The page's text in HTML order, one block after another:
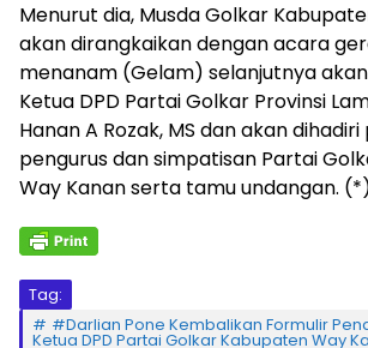
Menurut dia, Musda Golkar
akan dirangkaikan dengan acara
menanam (Gelam) selanjutnya
Ketua DPD Partai Golkar Provinsi
Hanan A Rozak, MS dan akan
pengurus dan simpatisan Partai
Way Kanan serta tamu undangan.
Tag:
#Darlian Pone Kembalikan Formulir
Ketua DPD Partai Golkar Kabupaten Way